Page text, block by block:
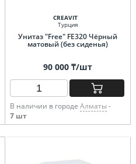
CREAVIT
Турция
Унитаз "Free" FE320 Чёрный
матовый (без сиденья)
90 000 ₸/шт
В наличии в городе Алматы -
7 шт